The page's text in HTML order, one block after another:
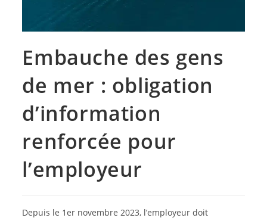
Embauche des gens
de mer : obligation
d’information
renforcée pour
l’employeur
Depuis le 1er novembre 2023, l’employeur doit